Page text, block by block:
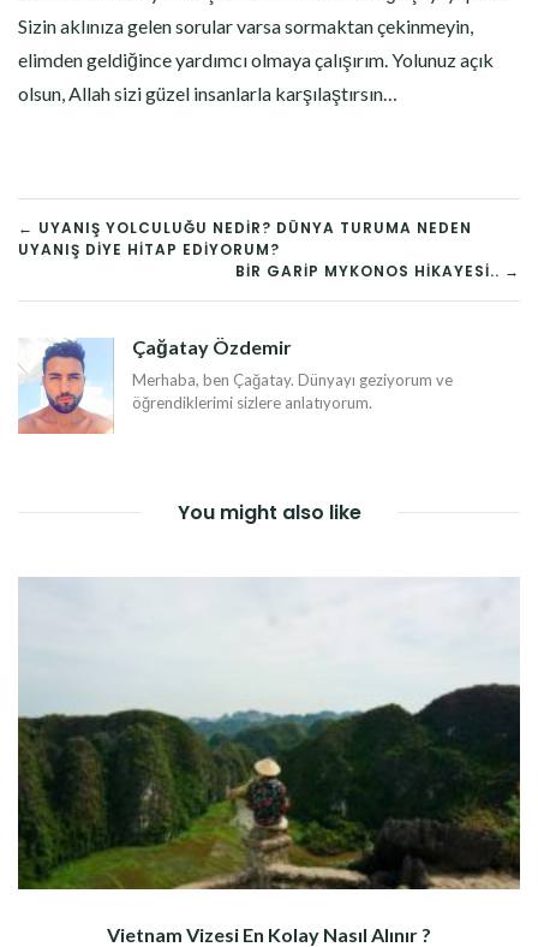
Sizin aklınıza gelen sorular varsa sormaktan çekinmeyin,
elimden geldiğince yardımcı olmaya çalışırım. Yolunuz açık
olsun, Allah sizi güzel insanlarla karşılaştırsın…
YAZI
DOLAŞIMI
← UYANIŞ YOLCULUĞU NEDIR? DÜNYA TURUMA NEDEN
UYANIŞ DIYE HITAP EDIYORUM?
BIR GARIP MYKONOS HIKAYESI.. →
Çağatay Özdemir
Merhaba, ben Çağatay. Dünyayı geziyorum ve
öğrendiklerimi sizlere anlatıyorum.
You might also like
Vietnam Vizesi En Kolay Nasıl Alınır ?